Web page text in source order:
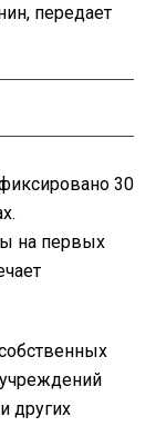
передает
30
на первых
других